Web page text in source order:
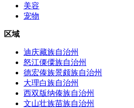
美容
宠物
区域
迪庆藏族自治州
怒江傈僳族自治州
德宏傣族景颇族自治州
大理白族自治州
西双版纳傣族自治州
文山壮族苗族自治州